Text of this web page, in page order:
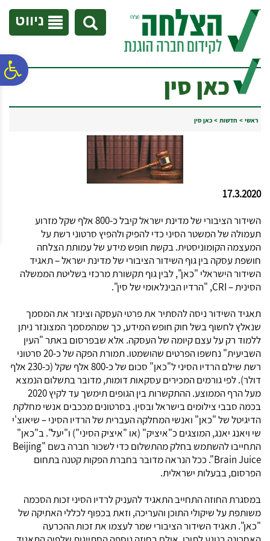
נגישות
אתר
המרכזי
ניווט
כאן סין
ראשי > חדשות > כאן סין
17.3.2020
השידור הציבורי של מדינת ישראל קיבל כ-800 אלף שקל מזרוע
תעמולה של המשטר הסיני כדי להפיק ולהפיץ סרטוני רשת על
המעצמה הקומוניסטית. בקשת חופש מידע של עמותת הצלחה
חושפת עסקה בין גוף השידור הציבורי של מדינת ישראל – תאגיד
השידור הישראלי "כאן", לבין גוף תקשורת מרכזי בשליטת הממשלה
הסינית –CRI, "הרדיו הבינלאומי של סין".
תאגיד השידור ניסה להסתיר את פרטי העסקה וצינזר את המסמך
שנאלץ לחשוף בשל חוק חופש המידע, כך שמהמסמך המצונזר ניתן
ללמוד רק על עצם קיומה של העסקה. אלא שבפרסום באתר "העין
השביעית" נחשפו הפרטים שהושמטו. תמורת הפקה של כ-20 סרטוני
רשת שילם הרדיו הסיני ל"כאן" סכום של כ-800 אלף שקל (כ-230 אלף
דולר). לפי גורמים המכירים עסקאות דומות, מדובר בתשלום הנמצא
מעל הרף הממוצע. ההתקשרות בין הגופים תימשך עד לקיץ 2020
בכמה סבבי צילומים בישראל ובסין. בסרטונים מככבים אנשי מחלקת
הדיגיטל של "כאן" ואנשי המחלקה העברית של הרדיו הסיני – שיאוצ'י
שי ויאנג יאנג, המוצגים כ"איציק" (או "איציק הסיני") ו"יעל". ב"כאן"
התחייבו להשתמש בחלק מהתשלום כדי לשכור חברה בשם "Beijing
Brain Juice". ככל הנראה מדובר בחברת הפקות קטנה בתחום
הפרסום, בבעלות ישראלית.
במסגרת החוזה התחייב התאגיד להעניק לרדיו הסיני זכות הסכמה
משותפת על שיקולי התוכן והעריכה, וזאת בכפוף לכללי האתיקה של
"כאן". תאגיד השידור הציבורי שמר לעצמו את זכות ההכרעה